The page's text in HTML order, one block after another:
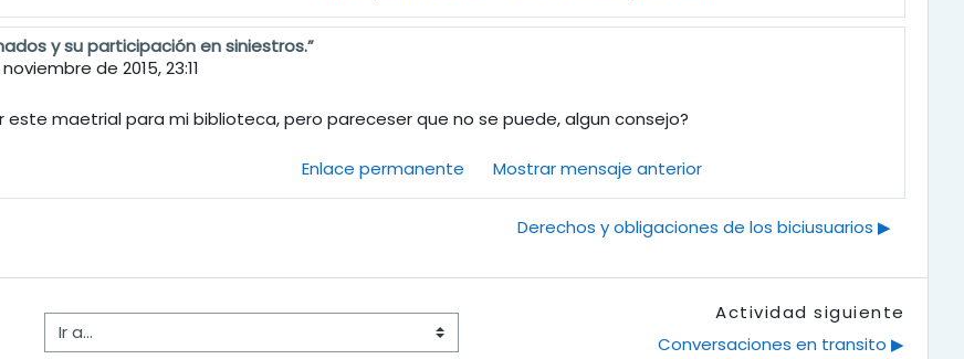
y su participación en siniestros.”
de 2015, 23:11
maetrial para mi biblioteca, pero pareceser que no se puede, algun consejo?
Enlace permanente Mostrar mensaje anterior
Derechos y obligaciones de los biciusuarios ▶︎
Ir a...
Actividad siguiente
Conversaciones en transito ▶︎